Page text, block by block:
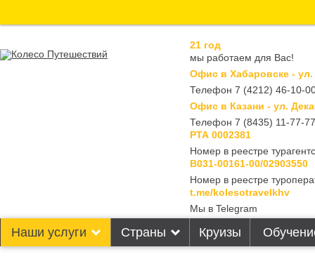
21 год
мы работаем для Вас!
Офис в Хабаровске - ул.
Телефон 7 (4212) 46-10-
Офис в Казани - ул.
Телефон 7 (8435) 11-77-77
РТА 0002381
Номер в реестре
В031-00161-00/02903550
Номер в реестре
t.me/kolesotravelkhv
Мы в Telegram
Наши услуги Страны Круизы